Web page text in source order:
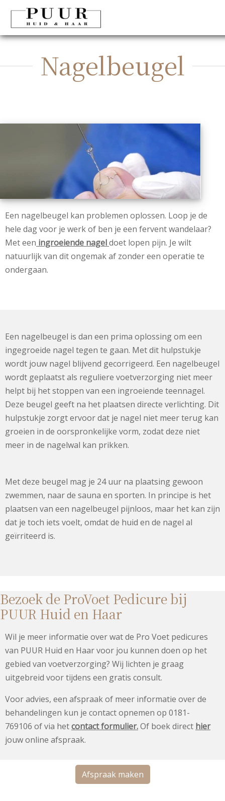
Nagelbeugel
Een nagelbeugel kan problemen oplossen. Loop je de
hele dag voor je werk of ben je een fervent wandelaar?
Met een ingroeiende nageldoet lopen pijn. Je wilt
natuurlijk van dit ongemak af zonder een operatie te
ondergaan.
Een nagelbeugel is dan een prima oplossing om een
ingegroeide nagel tegen te gaan. Met dit hulpstukje
wordt jouw nagel blijvend gecorrigeerd. Een nagelbeugel
wordt geplaatst als reguliere voetverzorging niet meer
helpt bij het stoppen van een ingroeiende teennagel.
Deze beugel geeft na het plaatsen directe verlichting. Dit
hulpstukje zorgt ervoor dat je nagel niet meer terug kan
groeien in de oorspronkelijke vorm, zodat deze niet
meer in de nagelwal kan prikken.
Met deze beugel mag je 24 uur na plaatsing gewoon
zwemmen, naar de sauna en sporten. In principe is het
plaatsen van een nagelbeugel pijnloos, maar het kan zijn
dat je toch iets voelt, omdat de huid en de nagel al
geïrriteerd is.
Bezoek de ProVoet Pedicure bij
PUUR Huid en Haar
Wil je meer informatie over wat de Pro Voet pedicures
van PUUR Huid en Haar voor jou kunnen doen op het
gebied van voetverzorging? Wij lichten je graag
uitgebreid voor tijdens een gratis consult.
Voor advies, een afspraak of meer informatie over de
behandelingen kun je contact opnemen op 0181-
769106 of via hetcontact formulier.Of boek direct hier
jouw online afspraak.
Afspraak maken